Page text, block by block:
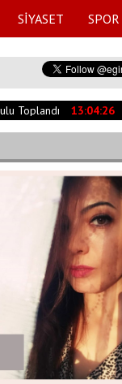
SİYASET SPOR
Toplandı 13:04:26